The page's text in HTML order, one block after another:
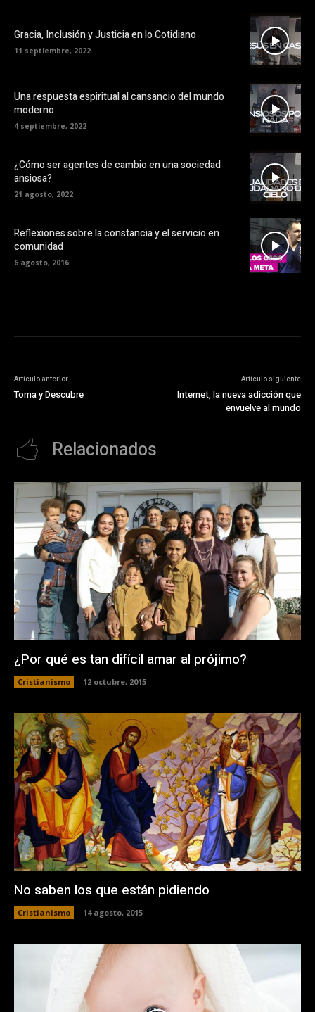
Gracia, Inclusión y Justicia en lo Cotidiano
11 septiembre, 2022
Una respuesta espiritual al cansancio del mundo
moderno
4 septiembre, 2022
¿Cómo ser agentes de cambio en una sociedad
ansiosa?
21 agosto, 2022
Reflexiones sobre la constancia y el servicio en
comunidad
6 agosto, 2016
Artículo anterior
Toma y Descubre
Artículo siguiente
Internet, la nueva adicción que
envuelve al mundo
Relacionados
¿Por qué es tan difícil amar al prójimo?
Cristianismo 12 octubre, 2015
No saben los que están pidiendo
Cristianismo 14 agosto, 2015